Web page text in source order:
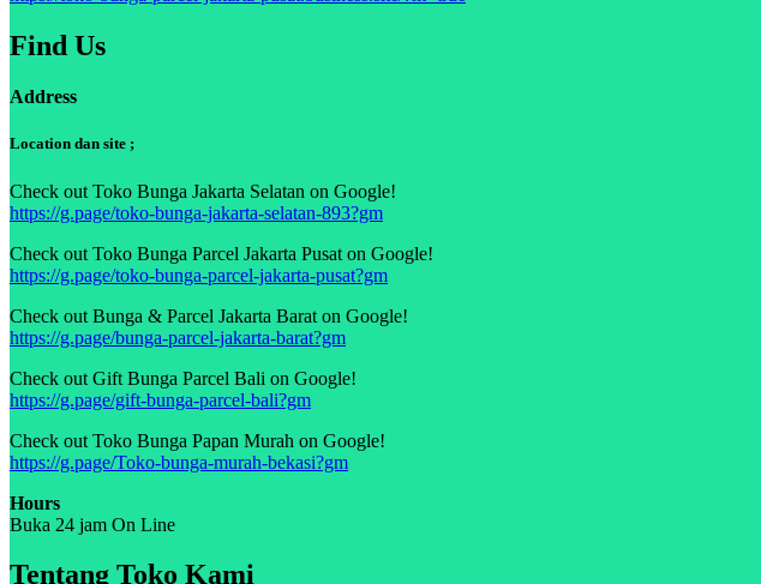
Find Us
Address
Location dan site ;
Check out Toko Bunga Jakarta Selatan on Google!
https://g.page/toko-bunga-jakarta-selatan-893?gm
Check out Toko Bunga Parcel Jakarta Pusat on Google!
https://g.page/toko-bunga-parcel-jakarta-pusat?gm
Check out Bunga & Parcel Jakarta Barat on Google!
https://g.page/bunga-parcel-jakarta-barat?gm
Check out Gift Bunga Parcel Bali on Google!
https://g.page/gift-bunga-parcel-bali?gm
Check out Toko Bunga Papan Murah on Google!
https://g.page/Toko-bunga-murah-bekasi?gm
Hours
Buka 24 jam On Line
Tentang Toko Kami